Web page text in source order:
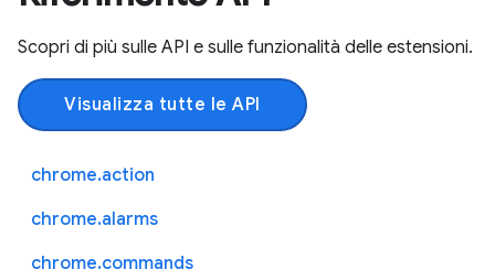
Scopri di più sulle API e sulle funzionalità delle estensioni.
Visualizza tutte le API
chrome.action
chrome.alarms
chrome.commands